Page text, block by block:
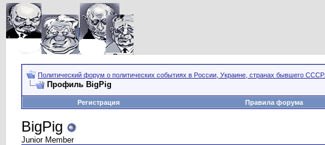
Политический форум о политических событиях в России, Украине, странах бывшего СССР.
Профиль BigPig
Регистрация Правила форума
BigPig
Junior Member